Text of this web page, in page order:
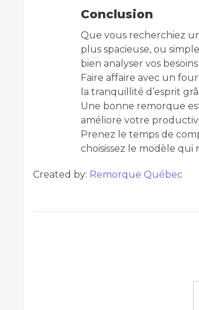
Conclusion
Que vous recherchiez
plus spacieuse, ou
bien analyser vos
Faire affaire avec un
la tranquillité d’esprit
Une bonne remorque
améliore votre
Prenez le temps de
choisissez le modèle
Created by: Remorque Québec